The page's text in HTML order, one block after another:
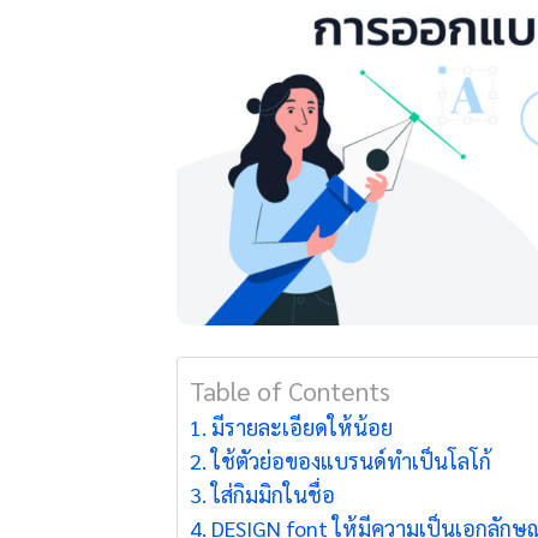
Table of Contents
มีรายละเอียดให้น้อย
ใช้ตัวย่อของแบรนด์ทำเป็นโลโก้
ใส่กิมมิกในชื่อ
DESIGN font ให้มีความเป็นเอกลักษ